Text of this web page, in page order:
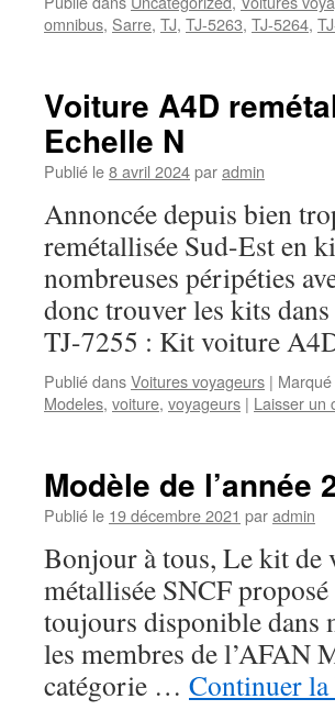
omnibus, Sarre, TJ, TJ-5263, TJ-5264,
Voiture A4D
Echelle N
Publié le8 avril 2024paradmin
Annoncée depuis bien
remétallisée Sud-Est en
nombreuses péripéties
donc trouver les kits
TJ-7255 : Kit voiture
Publié dansVoitures voyageurs |
Modeles, voiture, voyageurs | Laisser un
Modèle de l’année
Publié le 19 décembre 2021 paradmin
Bonjour à tous, Le kit
métallisée SNCF
toujours disponible dans
les membres de l’AFAN
catégorie … Continuer